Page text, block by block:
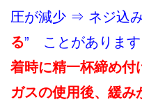
圧が減少 ⇒ ネジ込
る” ことがあります
着時に精一杯締め付
ガスの使用後、緩み